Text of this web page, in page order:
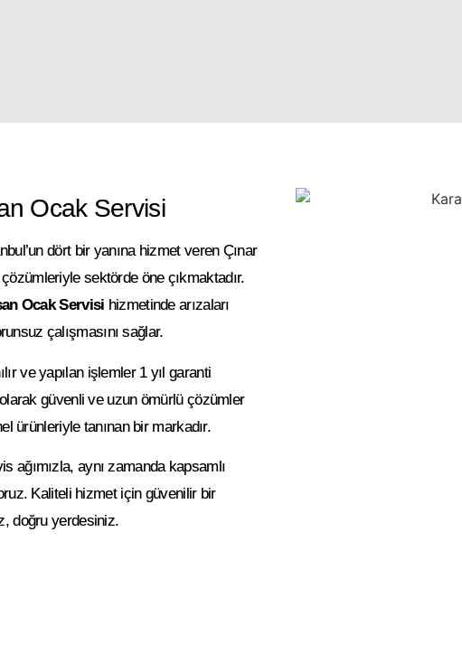
Ocak Servisi
dört bir yanına hizmet veren Çınar
sektörde öne çıkmaktadır.
Ocak Servisi hizmetinde arızaları
çalışmasını sağlar.
ve yapılan işlemler 1 yıl garanti
olarak güvenli ve uzun ömürlü çözümler
ürünleriyle tanınan bir markadır.
ağımızla, aynı zamanda kapsamlı
Kaliteli hizmet için güvenilir bir
doğru yerdesiniz.